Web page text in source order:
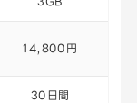
14,800円
30日間